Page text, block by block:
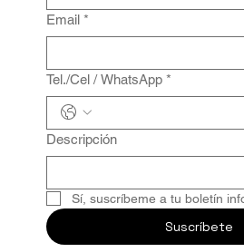
Email *
Tel./Cel / WhatsApp *
Descripción
Sí, suscríbeme a tu boletín
Suscríbete